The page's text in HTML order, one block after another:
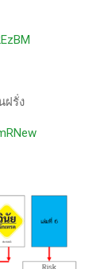
ฝรั่ง